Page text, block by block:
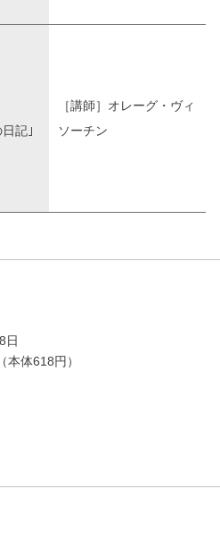
記｣
［講師］オレーグ・ヴィ
ソーチン
日
本体618円）